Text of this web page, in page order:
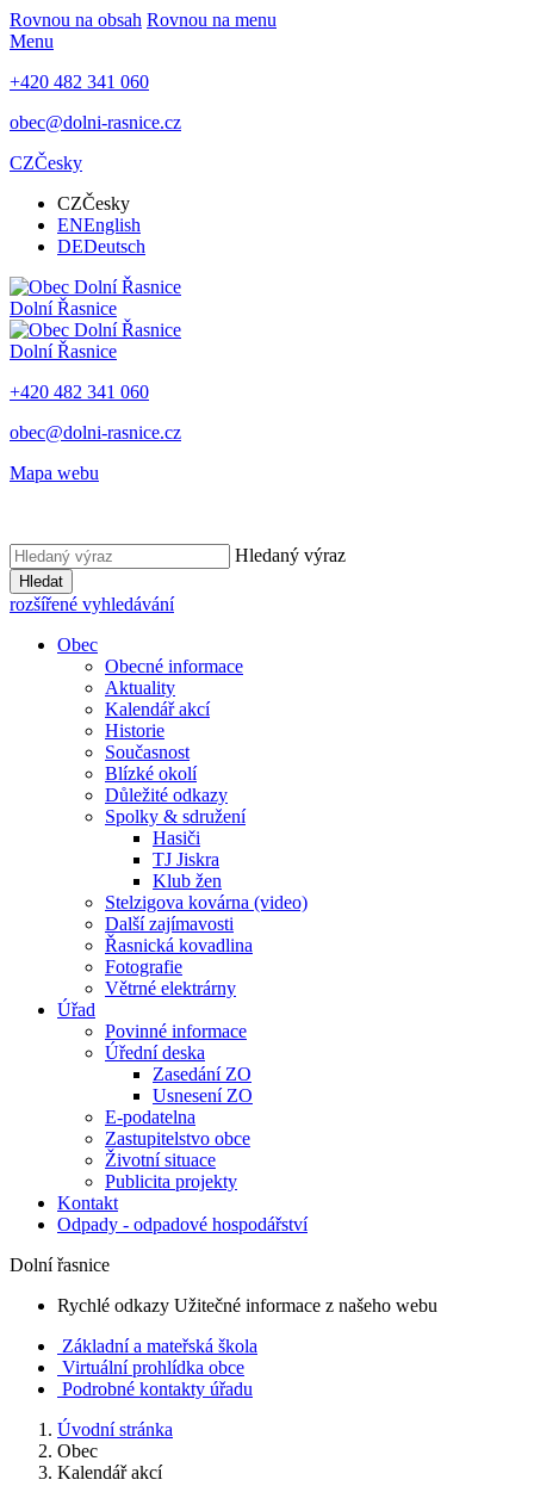
Rovnou na obsah Rovnou na menu
Menu
+420 482 341 060
obec@dolni-rasnice.cz
CZČesky
CZČesky
ENEnglish
DEDeutsch
Dolní Řasnice
Dolní Řasnice
+420 482 341 060
obec@dolni-rasnice.cz
Mapa webu
Hledaný výraz
Hledat
rozšířené vyhledávání
Obec
Obecné informace
Aktuality
Kalendář akcí
Historie
Současnost
Blízké okolí
Důležité odkazy
Spolky & sdružení
Hasiči
TJ Jiskra
Klub žen
Stelzigova kovárna (video)
Další zajímavosti
Řasnická kovadlina
Fotografie
Větrné elektrárny
Úřad
Povinné informace
Úřední deska
Zasedání ZO
Usnesení ZO
E-podatelna
Zastupitelstvo obce
Životní situace
Publicita projekty
Kontakt
Odpady - odpadové hospodářství
Dolní řasnice
Rychlé odkazy Užitečné informace z našeho webu
Základní a mateřská škola
Virtuální prohlídka obce
Podrobné kontakty úřadu
Úvodní stránka
Obec
Kalendář akcí